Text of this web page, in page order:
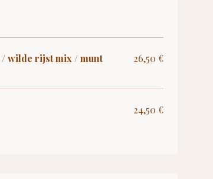
/ wilde rijst mix / munt
26,50 €
24,50 €